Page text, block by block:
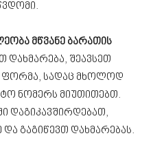
მწვანე ბარათის
დახმარება, შეავსეთ
ფორმა, სადაც მხოლოდ
ნომერს მიუთითებთ.
დაგიკავშირდებათ,
და გაგიწევთ დახმარებას.